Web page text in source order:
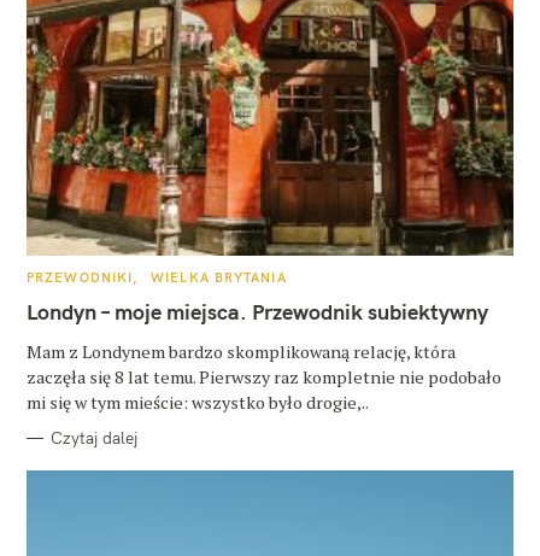
K
T
E
O
R
I
PRZEWODNIKI WIELKA BRYTANIA
Londyn – moje miejsca. Przewodnik subiektywny
Mam z Londynem bardzo skomplikowaną relację, która
zaczęła się 8 lat temu. Pierwszy raz kompletnie nie podobało
mi się w tym mieście: wszystko było drogie,..
Czytaj dalej